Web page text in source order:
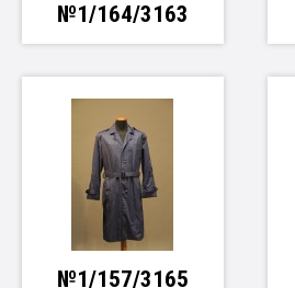
№1/164/3163
№1/157/3165